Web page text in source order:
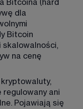
Bitcoina (hard
dla
Bitcoin
skalowalności,
na cenę
regulowany ani
Pojawiają się